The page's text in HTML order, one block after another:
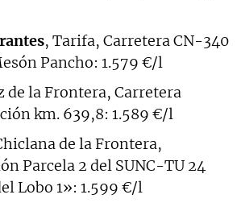
, Tarifa, Carretera CN-340
Pancho: 1.579 €/l
de la Frontera, Carretera
km. 639,8: 1.589 €/l
de la Frontera,
Parcela 2 del SUNC-TU 24
Lobo 1»: 1.599 €/l